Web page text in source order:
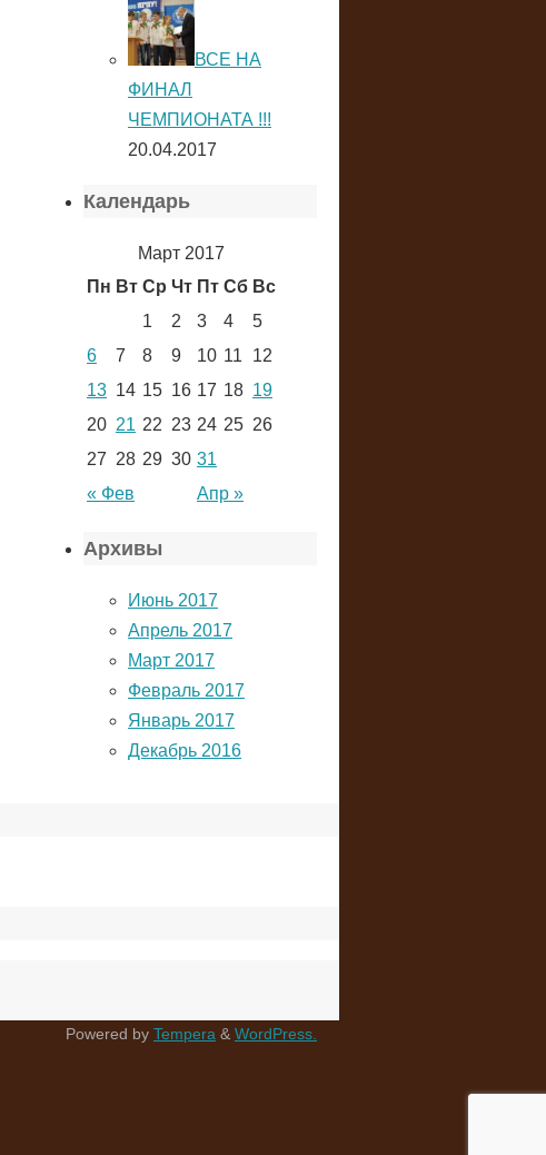
ВСЕ НА
ФИНАЛ
ЧЕМПИОНАТА !!!
20.04.2017
Календарь
Март 2017
Пн Вт Ср Чт Пт Сб Вс
« Фев Апр »
1 2 3 4
5
6
7 8 9 10 11
12
13 14 15 16 17 18 19
20 21 22 23 24 25 26
27 28 29 30 31
Архивы
Июнь 2017
Апрель 2017
Март 2017
Февраль 2017
Январь 2017
Декабрь 2016
Powered by Tempera & WordPress.